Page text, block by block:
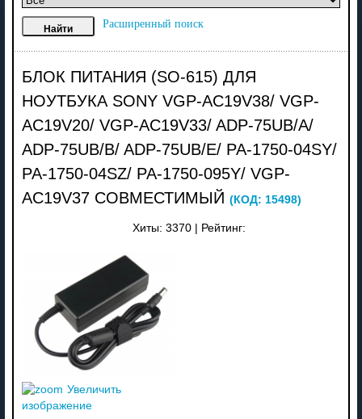
Расширенный поиск
БЛОК ПИТАНИЯ (SO-615) ДЛЯ
НОУТБУКА SONY VGP-AC19V38/ VGP-
AC19V20/ VGP-AC19V33/ ADP-75UB/A/
ADP-75UB/B/ ADP-75UB/E/ PA-1750-04SY/
PA-1750-04SZ/ PA-1750-095Y/ VGP-
AC19V37 СОВМЕСТИМЫЙ (КОД: 15498)
Хиты: 3370 Рейтинг:
Увеличить
изображение